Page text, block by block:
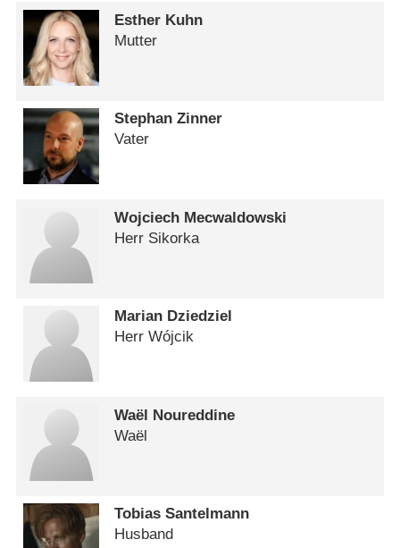
Esther Kuhn
Mutter
Stephan Zinner
Vater
Wojciech Mecwaldowski
Herr Sikorka
Marian Dziedziel
Herr Wójcik
Waël Noureddine
Waël
Tobias Santelmann
Husband